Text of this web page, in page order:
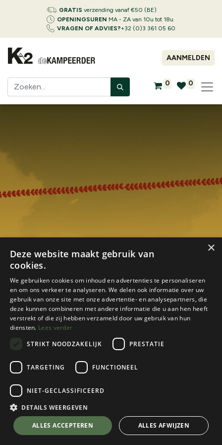
GRATIS verzending vanaf €50 (BE)
OPENINGSUREN MA - ZA van 10u tot 18u
VRAGEN OF ADVIES?+32 (0)3 361 05 60
AANMELDEN
0 0
Kirgistan Avonturistan!
Met Mount Coach 8 op expeditie naar Kirgizië
×
Deze website maakt gebruik van
cookies.
We gebruiken cookies om inhoud en advertenties te personaliseren
en om ons verkeer te analyseren. We delen ook informatie over uw
gebruik van onze site met onze advertentie- en analysepartners, die
deze kunnen combineren met andere informatie die u aan hen heeft
verstrekt of die zij hebben verzameld door uw gebruik van hun
diensten. Lees verder
STRIKT NOODZAKELIJK
PRESTATIE
TARGETING FUNCTIONEEL
NIET-GECLASSIFICEERD
DETAILS WEERGEVEN
ALLES ACCEPTEREN ALLES AFWIJZEN